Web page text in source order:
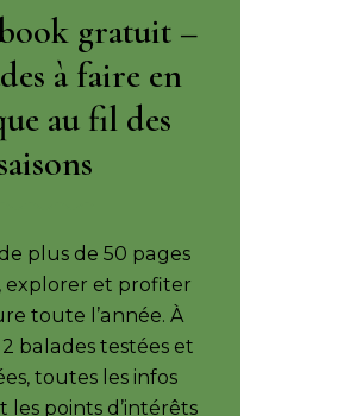
gratuit –
à faire en
au fil des
plus de 50 pages
explorer et profiter
toute l’année. À
balades testées et
toutes les infos
les points d’intérêts